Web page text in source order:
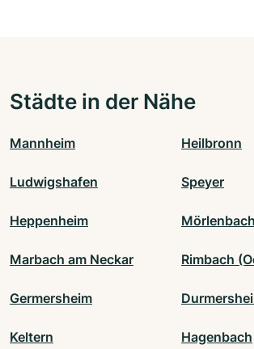
Städte in der Nähe
Mannheim Heilbronn
Ludwigshafen Speyer
Heppenheim Mörlenbach
Marbach am Neckar Rimbach
Germersheim
Keltern Hagenbach